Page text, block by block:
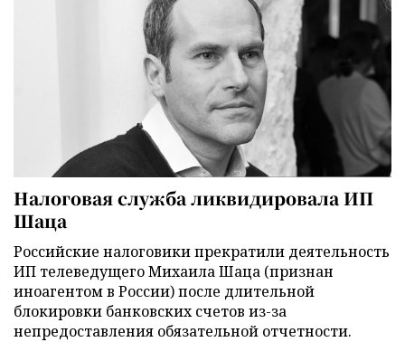
Налоговая служба ликвидировала ИП
Шаца
Российские налоговики прекратили деятельность
ИП телеведущего Михаила Шаца (признан
иноагентом в России) после длительной
блокировки банковских счетов из-за
непредоставления обязательной отчетности.